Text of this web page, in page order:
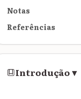
Notas
Referências
Introdução▾